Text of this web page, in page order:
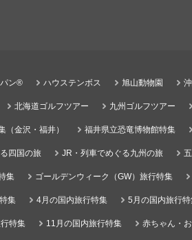
ン® ハウステンボス 旭山動物園
北海道ゴルフツアー 九州ゴルフツアー
（金沢・福井） 福井県立恐竜博物館特集
四国の旅 JR・列車でめぐる九州の旅
集 ゴールデンウィーク（GW）旅行特集
集 4月の国内旅行特集 5月の国内旅行
特集 11月の国内旅行特集 赤ちゃん・